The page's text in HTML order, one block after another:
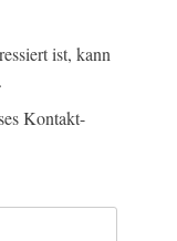
ist, kann
Kontakt-